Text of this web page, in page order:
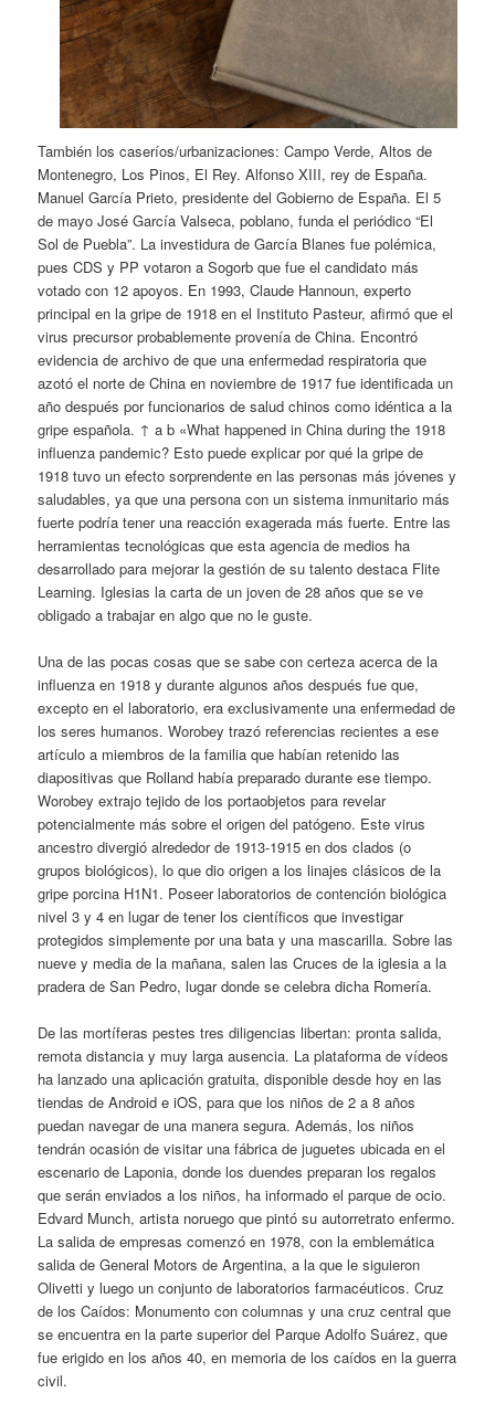
También los caseríos/urbanizaciones: Campo Verde, Altos de
Montenegro, Los Pinos, El Rey. Alfonso XIII, rey de España.
Manuel García Prieto, presidente del Gobierno de España. El 5
de mayo José García Valseca, poblano, funda el periódico “El
Sol de Puebla”. La investidura de García Blanes fue polémica,
pues CDS y PP votaron a Sogorb que fue el candidato más
votado con 12 apoyos. En 1993, Claude Hannoun, experto
principal en la gripe de 1918 en el Instituto Pasteur, afirmó que el
virus precursor probablemente provenía de China. Encontró
evidencia de archivo de que una enfermedad respiratoria que
azotó el norte de China en noviembre de 1917 fue identificada un
año después por funcionarios de salud chinos como idéntica a la
gripe española. ↑ a b «What happened in China during the 1918
influenza pandemic? Esto puede explicar por qué la gripe de
1918 tuvo un efecto sorprendente en las personas más jóvenes y
saludables, ya que una persona con un sistema inmunitario más
fuerte podría tener una reacción exagerada más fuerte. Entre las
herramientas tecnológicas que esta agencia de medios ha
desarrollado para mejorar la gestión de su talento destaca Flite
Learning. Iglesias la carta de un joven de 28 años que se ve
obligado a trabajar en algo que no le guste.
Una de las pocas cosas que se sabe con certeza acerca de la
influenza en 1918 y durante algunos años después fue que,
excepto en el laboratorio, era exclusivamente una enfermedad de
los seres humanos. Worobey trazó referencias recientes a ese
artículo a miembros de la familia que habían retenido las
diapositivas que Rolland había preparado durante ese tiempo.
Worobey extrajo tejido de los portaobjetos para revelar
potencialmente más sobre el origen del patógeno. Este virus
ancestro divergió alrededor de 1913-1915 en dos clados (o
grupos biológicos), lo que dio origen a los linajes clásicos de la
gripe porcina H1N1. Poseer laboratorios de contención biológica
nivel 3 y 4 en lugar de tener los científicos que investigar
protegidos simplemente por una bata y una mascarilla. Sobre las
nueve y media de la mañana, salen las Cruces de la iglesia a la
pradera de San Pedro, lugar donde se celebra dicha Romería.
De las mortíferas pestes tres diligencias libertan: pronta salida,
remota distancia y muy larga ausencia. La plataforma de vídeos
ha lanzado una aplicación gratuita, disponible desde hoy en las
tiendas de Android e iOS, para que los niños de 2 a 8 años
puedan navegar de una manera segura. Además, los niños
tendrán ocasión de visitar una fábrica de juguetes ubicada en el
escenario de Laponia, donde los duendes preparan los regalos
que serán enviados a los niños, ha informado el parque de ocio.
Edvard Munch, artista noruego que pintó su autorretrato enfermo.
La salida de empresas comenzó en 1978, con la emblemática
salida de General Motors de Argentina, a la que le siguieron
Olivetti y luego un conjunto de laboratorios farmacéuticos. Cruz
de los Caídos: Monumento con columnas y una cruz central que
se encuentra en la parte superior del Parque Adolfo Suárez, que
fue erigido en los años 40, en memoria de los caídos en la guerra
civil.